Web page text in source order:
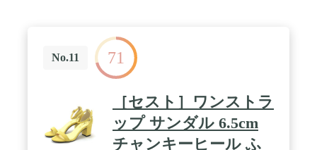
No.11 71
［セスト］ワンストラ
ップ サンダル 6.5cm
チャンキーヒール ふ